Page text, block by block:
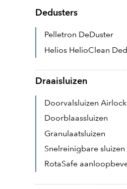
Dedusters
Pelletron DeDuster
Helios HelioClean
Draaisluizen
Doorvalsluizen
Doorblaassluizen
Granulaatsluizen
Snelreinigbare sluizen
RotaSafe